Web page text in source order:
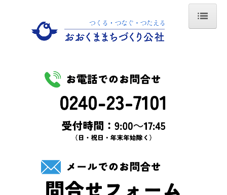
Home
法人概要
代表理事あいさつ